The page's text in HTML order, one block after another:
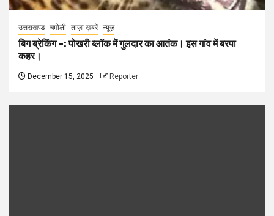
उत्तराखण्ड चमोली ताज़ा ख़बरें न्यूज़
बिग ब्रेकिंग –: पोखरी ब्लॉक में गुलदार का आतंक। इस गांव में बरपा
कहर।
December 15, 2025 Reporter